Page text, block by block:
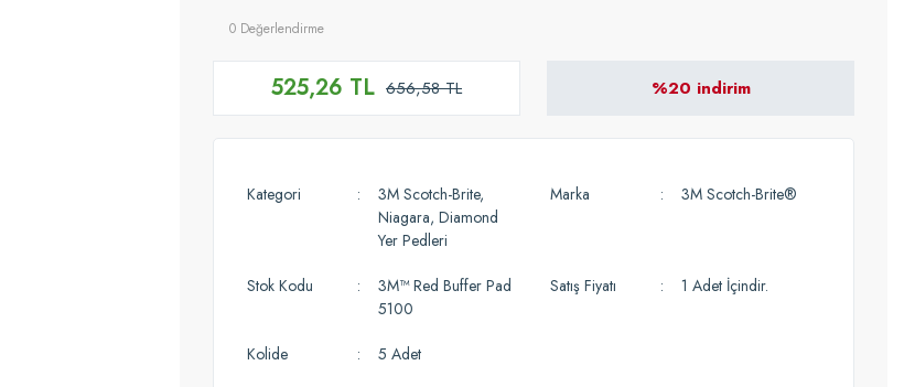
0 Değerlendirme
525,26 TL 656,58 TL %20 indirim
Kategori
3M Scotch-Brite,
Niagara, Diamond
Yer Pedleri
Marka 3M Scotch-Brite®
Stok Kodu
3M™ Red Buffer Pad
5100
Satış Fiyatı 1 Adet İçindir.
Kolide 5 Adet